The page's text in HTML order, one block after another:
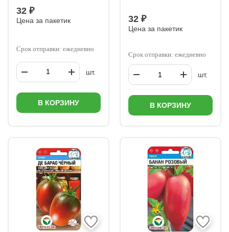
32 ₽
Цена за пакетик
Срок отправки: ежедневно
шт.
В КОРЗИНУ
32 ₽
Цена за пакетик
Срок отправки: ежедневно
шт.
В КОРЗИНУ